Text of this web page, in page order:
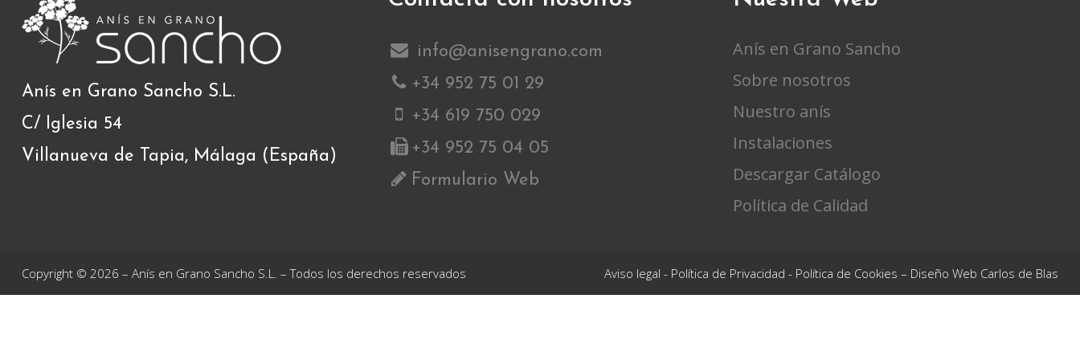
Anís en Grano Sancho S.L.
C/ Iglesia 54
Villanueva de Tapia, Málaga (España)
info@anisengrano.com
+34 952 75 01 29
+34 619 750 029
+34 952 75 04 05
Formulario Web
Anís en Grano Sancho
Sobre nosotros
Nuestro anís
Instalaciones
Descargar Catálogo
Política de Calidad
Copyright © 2026 – Anís en Grano Sancho S.L. – Todos los derechos reservados Aviso legal - Política de Privacidad - Política de Cookies – Diseño Web Carlos de Blas